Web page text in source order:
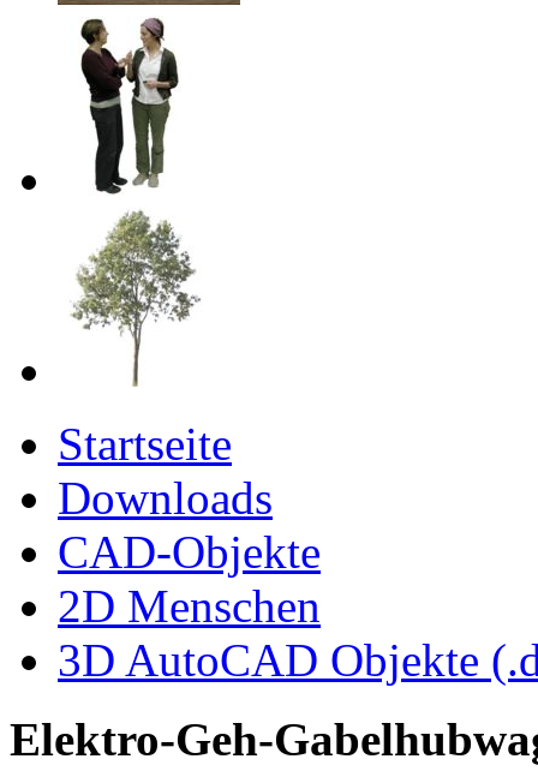
Startseite
Downloads
CAD-Objekte
2D Menschen
3D AutoCAD Objekte
Elektro-Geh-